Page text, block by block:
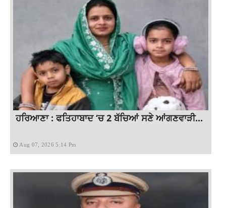
ਹਰਿਆਣਾ : ਫਤਿਹਾਬਾਦ ‘ਚ 2 ਬੱਚਿਆਂ ਸਣੇ ਆਂਗਣਵਾੜੀ...
Aug 07, 2026 5:14 Pm